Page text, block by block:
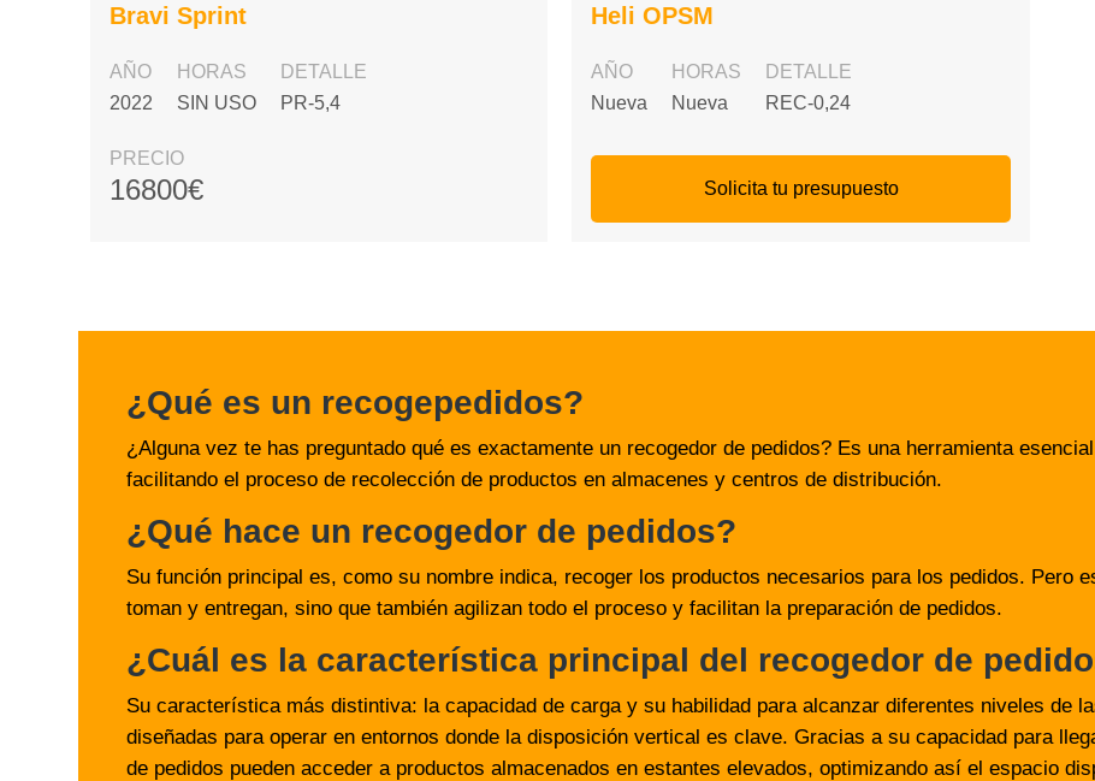
Bravi Sprint
AÑO
2022
HORAS
SIN USO
DETALLE
PR-5,4
PRECIO
16800€
Heli OPSM
AÑO
Nueva
HORAS
Nueva
DETALLE
REC-0,24
Solicita tu presupuesto
¿Qué es un recogepedidos?
¿Alguna vez te has preguntado qué es exactamente un recogedor de pedidos? Es una herramienta
facilitando el proceso de recolección de productos en almacenes y centros de distribución.
¿Qué hace un recogedor de pedidos?
Su función principal es, como su nombre indica, recoger los productos necesarios para los pedidos. Pero
toman y entregan, sino que también agilizan todo el proceso y facilitan la preparación de pedidos.
¿Cuál es la característica principal del recogedor de
Su característica más distintiva: la capacidad de carga y su habilidad para alcanzar diferentes niveles de
diseñadas para operar en entornos donde la disposición vertical es clave. Gracias a su capacidad para
de pedidos pueden acceder a productos almacenados en estantes elevados, optimizando así el espacio